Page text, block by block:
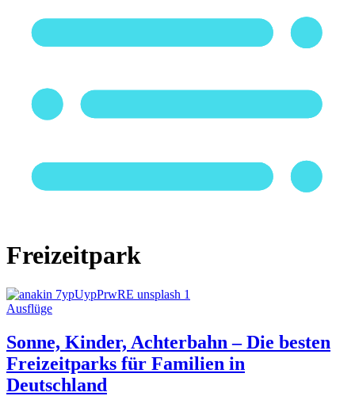
Freizeitpark
Ausflüge
Sonne, Kinder, Achterbahn – Die besten
Freizeitparks für Familien in
Deutschland